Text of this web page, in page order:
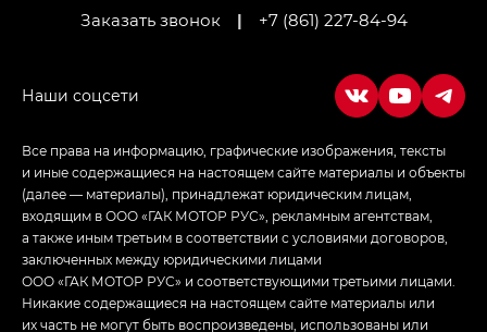
Empow — Эмпау (Empow) в комплектации
Заказать звонок
| +7 (861) 227-84-94
Все права на информацию, графические изображения, тексты
и иные содержащиеся на настоящем сайте материалы и объекты
(далее — материалы), принадлежат юридическим лицам,
входящим в ООО «ГАК МОТОР РУС», рекламным агентствам,
а также иным третьим в соответствии с условиями договоров,
заключенных между юридическими лицами
ООО «ГАК МОТОР РУС» и соответствующими третьими лицами.
Никакие содержащиеся на настоящем сайте материалы или
их часть не могут быть воспроизведены, использованы или